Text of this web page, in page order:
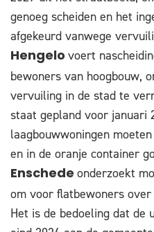
genoeg scheiden en het
afgekeurd vanwege
Hengelo voert
bewoners van hoogbouw,
vervuiling in de stad te
staat gepland voor januari
laagbouwwoningen
en in de oranje container
Enschede onderzoekt
om voor flatbewoners
Het is de bedoeling dat de